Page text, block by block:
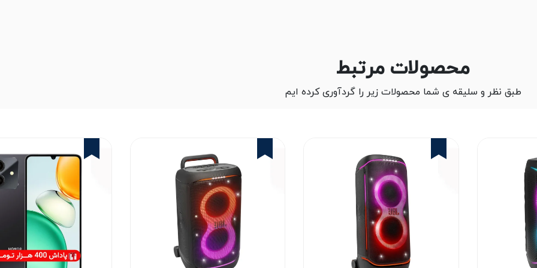
محصولات مرتبط
طبق نظر و سلیقه ی شما محصولات زیر را گردآوری کرده ایم